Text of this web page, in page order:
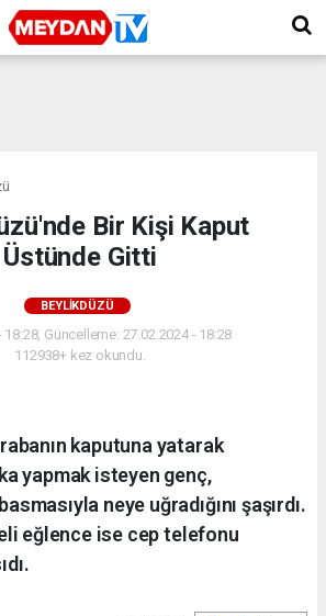
Bir Kişi Kaput
Üstünde Gitti
BEYLIKDÜZÜ
18:28, Güncelleme: 27.02.2024 - 18:28
112938+ kez okundu.
kaputuna yatarak
yapmak isteyen genç,
neye uğradığını şaşırdı.
eğlence ise cep telefonu